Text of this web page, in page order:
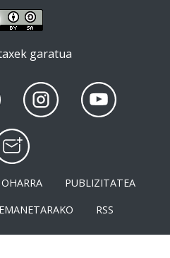
garatua
PUBLIZITATEA
RSS